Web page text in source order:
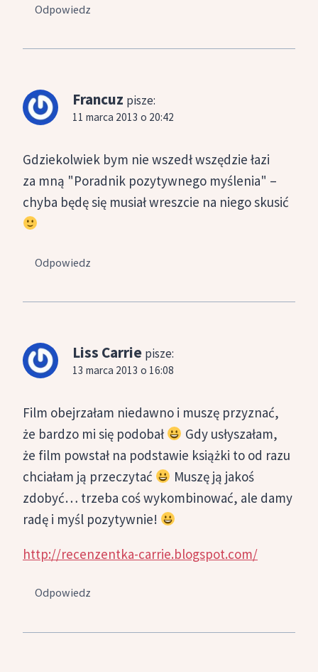
Odpowiedz
Francuz pisze:
11 marca 2013 o 20:42
Gdziekolwiek bym nie wszedł wszędzie łazi
za mną "Poradnik pozytywnego myślenia" –
chyba będę się musiał wreszcie na niego skusić
Odpowiedz
Liss Carrie pisze:
13 marca 2013 o 16:08
Film obejrzałam niedawno i muszę przyznać,
że bardzo mi się podobał
Gdy usłyszałam,
że film powstał na podstawie książki to od razu
chciałam ją przeczytać
Muszę ją jakoś
zdobyć… trzeba coś wykombinować, ale damy
radę i myśl pozytywnie!
http://recenzentka-carrie.blogspot.com/
Odpowiedz